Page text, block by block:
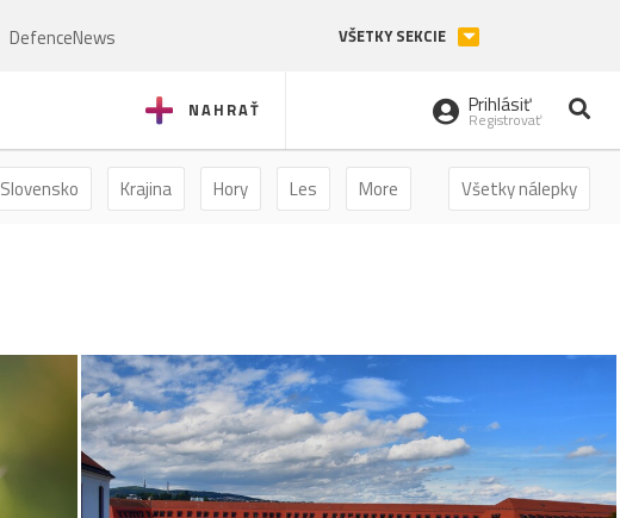
DefenceNews VŠETKY SEKCIE
NAHRAŤ Prihlásiť
Registrovať
Všetky nálepky
Slovensko Krajina Hory Les More